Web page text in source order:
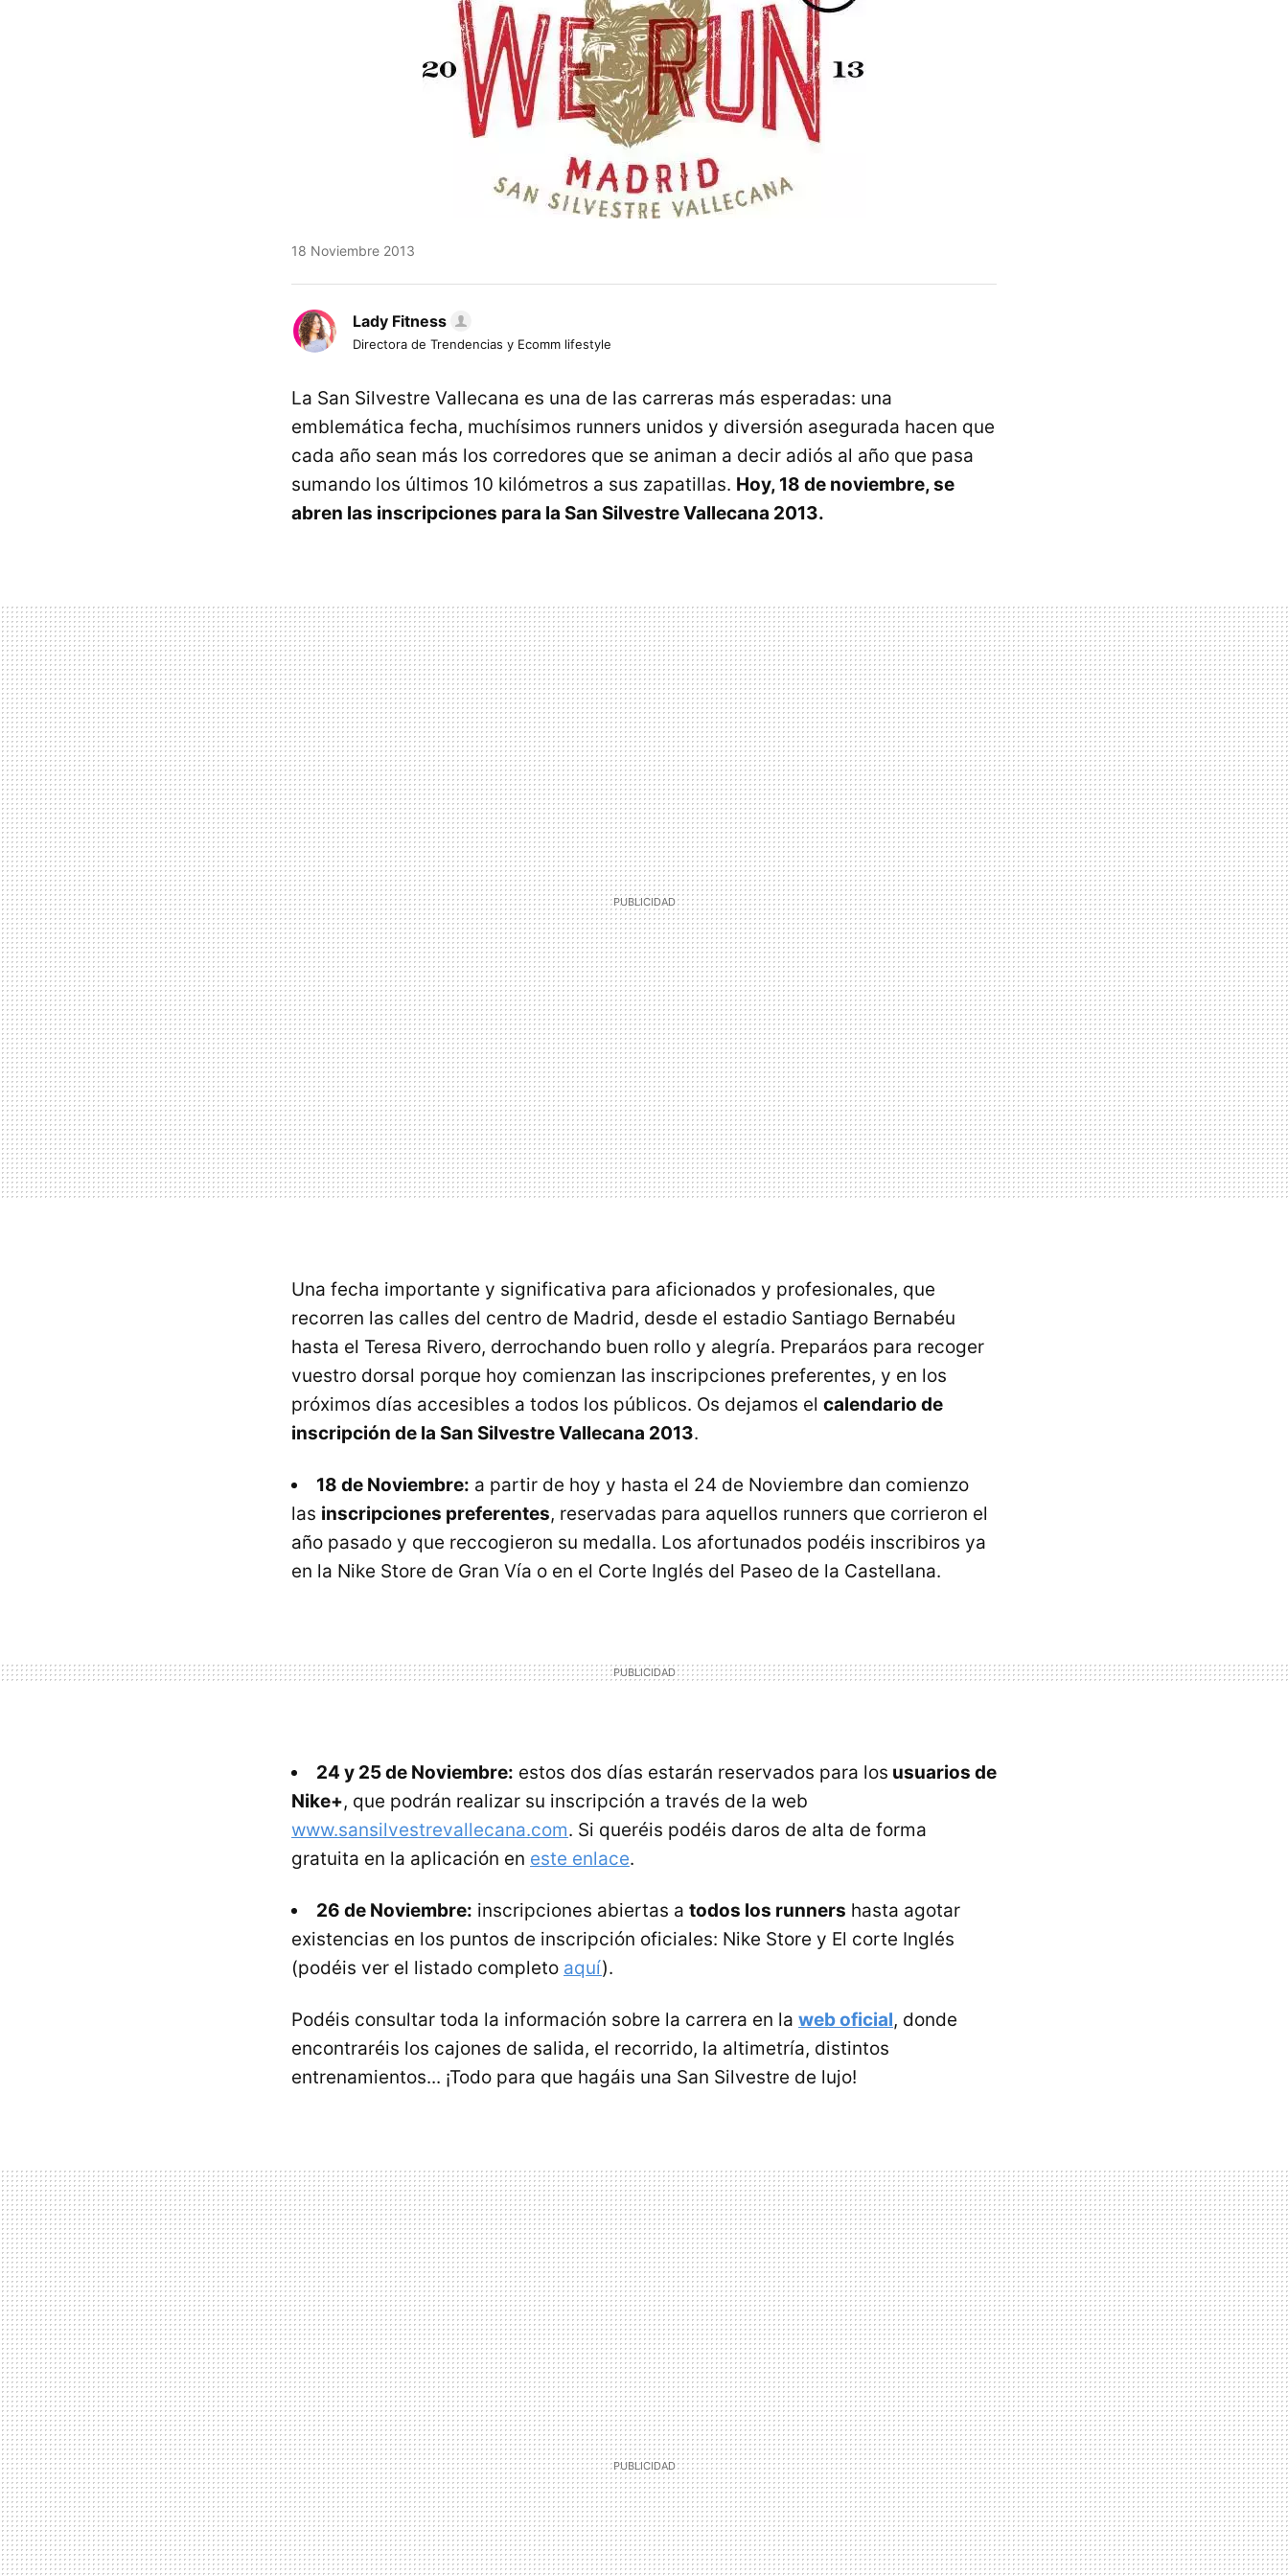
18 Noviembre 2013
Lady Fitness
Directora de Trendencias y Ecomm lifestyle
La San Silvestre Vallecana es una de las carreras más esperadas: una
emblemática fecha, muchísimos runners unidos y diversión asegurada hacen que
cada año sean más los corredores que se animan a decir adiós al año que pasa
sumando los últimos 10 kilómetros a sus zapatillas. Hoy, 18 de noviembre, se
abren las inscripciones para la San Silvestre Vallecana 2013.
Una fecha importante y significativa para aficionados y profesionales, que
recorren las calles del centro de Madrid, desde el estadio Santiago Bernabéu
hasta el Teresa Rivero, derrochando buen rollo y alegría. Preparáos para recoger
vuestro dorsal porque hoy comienzan las inscripciones preferentes, y en los
próximos días accesibles a todos los públicos. Os dejamos el calendario de
inscripción de la San Silvestre Vallecana 2013.
18 de Noviembre: a partir de hoy y hasta el 24 de Noviembre dan comienzo
las inscripciones preferentes, reservadas para aquellos runners que corrieron el
año pasado y que reccogieron su medalla. Los afortunados podéis inscribiros ya
en la Nike Store de Gran Vía o en el Corte Inglés del Paseo de la Castellana.
24 y 25 de Noviembre: estos dos días estarán reservados para los usuarios de
Nike+, que podrán realizar su inscripción a través de la web
www.sansilvestrevallecana.com. Si queréis podéis daros de alta de forma
gratuita en la aplicación en este enlace.
26 de Noviembre: inscripciones abiertas a todos los runners hasta agotar
existencias en los puntos de inscripción oficiales: Nike Store y El corte Inglés
(podéis ver el listado completo aquí).
Podéis consultar toda la información sobre la carrera en la web oficial, donde
encontraréis los cajones de salida, el recorrido, la altimetría, distintos
entrenamientos... ¡Todo para que hagáis una San Silvestre de lujo!